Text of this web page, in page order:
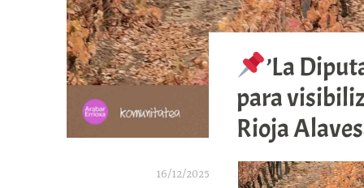
’La
para
Rioja
16/12/2025